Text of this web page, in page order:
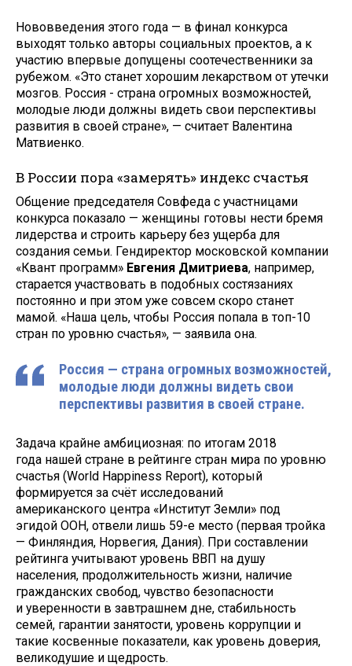
Нововведения этого года — в финал конкурса
выходят только авторы социальных проектов, а к
участию впервые допущены соотечественники за
рубежом. «Это станет хорошим лекарством от утечки
мозгов. Россия - страна огромных возможностей,
молодые люди должны видеть свои перспективы
развития в своей стране», — считает Валентина
Матвиенко.
В России пора «замерять» индекс счастья
Общение председателя Совфеда с участницами
конкурса показало — женщины готовы нести бремя
лидерства и строить карьеру без ущерба для
создания семьи. Гендиректор московской компании
«Квант программ» Евгения Дмитриева, например,
старается участвовать в подобных состязаниях
постоянно и при этом уже совсем скоро станет
мамой. «Наша цель, чтобы Россия попала в топ-10
стран по уровню счастья», — заявила она.
Россия — страна огромных возможностей,
молодые люди должны видеть свои
перспективы развития в своей стране.
Задача крайне амбициозная: по итогам 2018
года нашей стране в рейтинге стран мира по уровню
счастья (World Happiness Report), который
формируется за счёт исследований
американского центра «Институт Земли» под
эгидой ООН, отвели лишь 59-е место (первая тройка
— Финляндия, Норвегия, Дания). При составлении
рейтинга учитывают уровень ВВП на душу
населения, продолжительность жизни, наличие
гражданских свобод, чувство безопасности
и уверенности в завтрашнем дне, стабильность
семей, гарантии занятости, уровень коррупции и
такие косвенные показатели, как уровень доверия,
великодушие и щедрость.